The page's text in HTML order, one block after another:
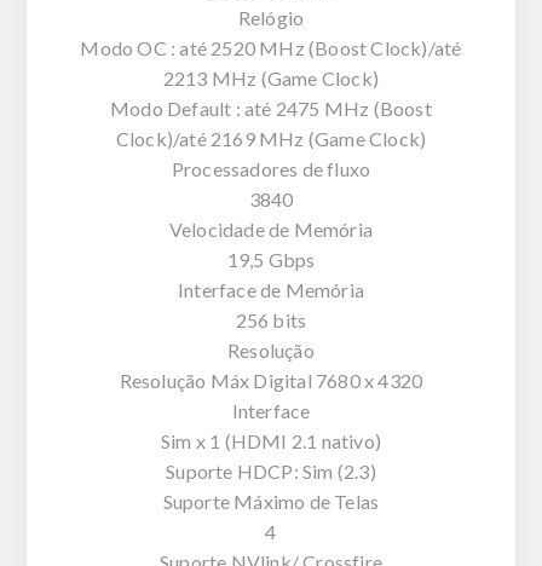
Relógio
Modo OC : até 2520 MHz (Boost Clock)/até
2213 MHz (Game Clock)
Modo Default : até 2475 MHz (Boost
Clock)/até 2169 MHz (Game Clock)
Processadores de fluxo
3840
Velocidade de Memória
19,5 Gbps
Interface de Memória
256 bits
Resolução
Resolução Máx Digital 7680 x 4320
Interface
Sim x 1 (HDMI 2.1 nativo)
Suporte HDCP: Sim (2.3)
Suporte Máximo de Telas
4